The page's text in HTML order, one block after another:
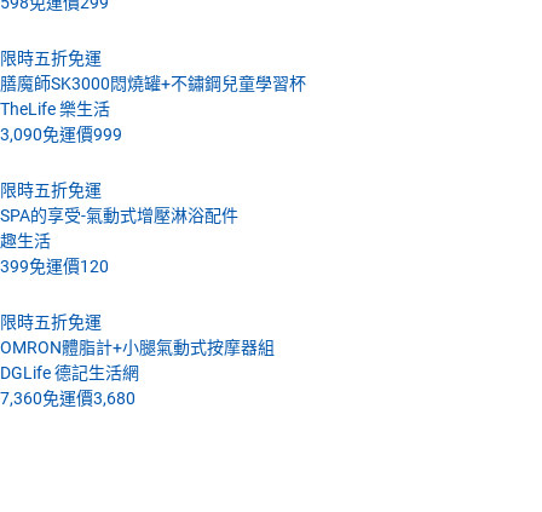
限時五折免運
膳魔師SK3000悶燒罐+不鏽鋼兒童學習杯
TheLife 樂生活
3,090免運價999
限時五折免運
SPA的享受-氣動式增壓淋浴配件
趣生活
399免運價120
限時五折免運
OMRON體脂計+小腿氣動式按摩器組
DGLife 德記生活網
7,360免運價3,680